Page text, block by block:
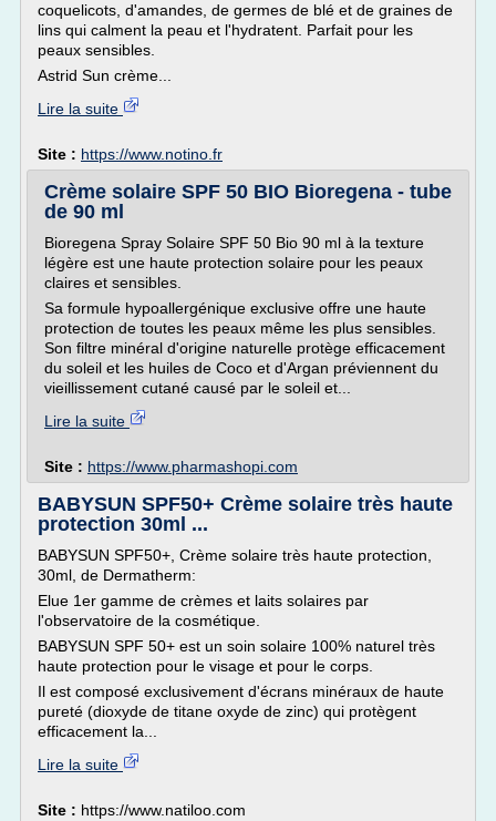
coquelicots, d'amandes, de germes de blé et de graines de
lins qui calment la peau et l'hydratent. Parfait pour les
peaux sensibles.
Astrid Sun crème...
Lire la suite
Site : https://www.notino.fr
Crème solaire SPF 50 BIO Bioregena - tube
de 90 ml
Bioregena Spray Solaire SPF 50 Bio 90 ml à la texture
légère est une haute protection solaire pour les peaux
claires et sensibles.
Sa formule hypoallergénique exclusive offre une haute
protection de toutes les peaux même les plus sensibles.
Son filtre minéral d'origine naturelle protège efficacement
du soleil et les huiles de Coco et d'Argan préviennent du
vieillissement cutané causé par le soleil et...
Lire la suite
Site : https://www.pharmashopi.com
BABYSUN SPF50+ Crème solaire très haute
protection 30ml ...
BABYSUN SPF50+, Crème solaire très haute protection,
30ml, de Dermatherm:
Elue 1er gamme de crèmes et laits solaires par
l'observatoire de la cosmétique.
BABYSUN SPF 50+ est un soin solaire 100% naturel très
haute protection pour le visage et pour le corps.
Il est composé exclusivement d'écrans minéraux de haute
pureté (dioxyde de titane oxyde de zinc) qui protègent
efficacement la...
Lire la suite
Site : https://www.natiloo.com